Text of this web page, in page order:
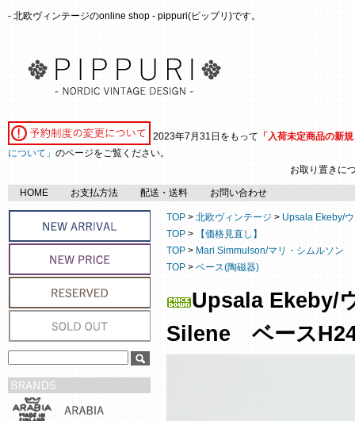
- 北欧ヴィンテージのonline shop - pippuri(ピップリ)です。
2023年7月31日をもって 「入荷未定商品の新
について」 のページをご覧ください。
お取り置きに
HOME お支払方法 配送・送料 お問い合わせ
TOP > 北欧ヴィンテージ > Upsala Ekeby/
TOP >
【価格見直し】
TOP > Mari Simmulson/マリ・シムルソン
TOP > ベース(陶磁器)
Upsala Ekeby/
Silene ベース